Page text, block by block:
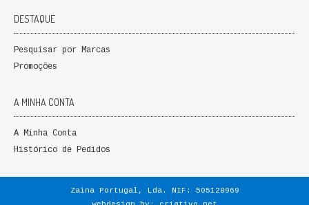
DESTAQUE
Pesquisar por Marcas
Promoções
A MINHA CONTA
A Minha Conta
Histórico de Pedidos
Zaina Portugal, Lda. NIF: 505128969